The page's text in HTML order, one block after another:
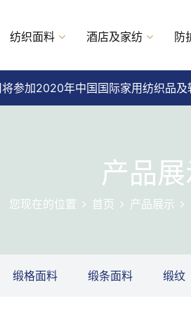
纺织面料 酒店及家纺 防
参加2020年中国国际家用纺织品
产品
您现在的位置 首页 产品展示
缎格面料 缎条面料 缎纹